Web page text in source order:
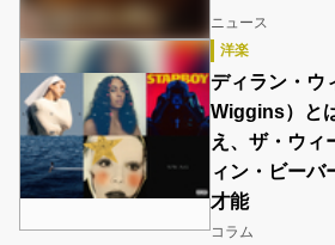
ニュース
洋楽
ディラン・ウ
Wiggins）と
え、ザ・ウィ
ィン・ビーバ
才能
コラム